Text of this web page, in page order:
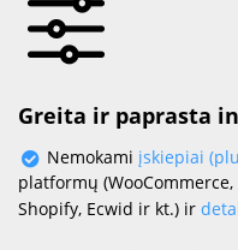
Greita ir paprasta
Nemokami įskiepiai
platformų
Shopify, Ecwid ir kt.) ir